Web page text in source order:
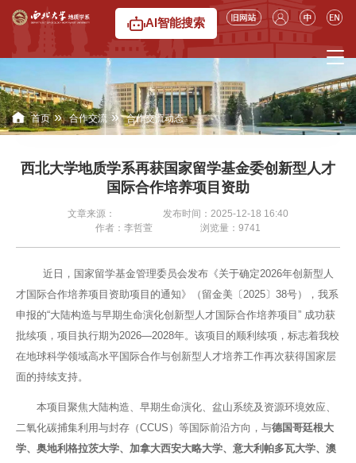
AI智能搜索
首页 » 合作交流 » 合作交流动态
西北大学地质学系再获国家留学基金委创新型人才
国际合作培养项目资助
文章来源：
发布时间：2025-12-18 16:40
作者：李哲萱
浏览量： 9741
近日，国家留学基金管理委员会发布《关于确定2026年创新型人
才国际合作培养项目资助项目的通知》（留金美〔2025〕38号），我系
申报的“大陆构造与早期生命演化创新型人才国际合作培养项目” 成功获
批续项，项目执行期为2026—2028年。该项目的顺利续项，标志着我校
在地球科学领域高水平国际合作与创新型人才培养工作再次获得国家层
面的持续支持。
本项目聚焦大陆构造、早期生命演化、盆山系统及资源环境效应、
二氧化碳捕集利用与封存（CCUS）等国际前沿方向，与德国哥廷根大
学、奥地利格拉茨大学、加拿大西安大略大学、意大利帕多瓦大学、澳